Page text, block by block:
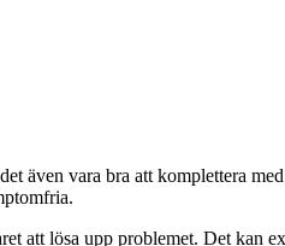
även vara bra att komplettera
att lösa upp problemet. Det kan